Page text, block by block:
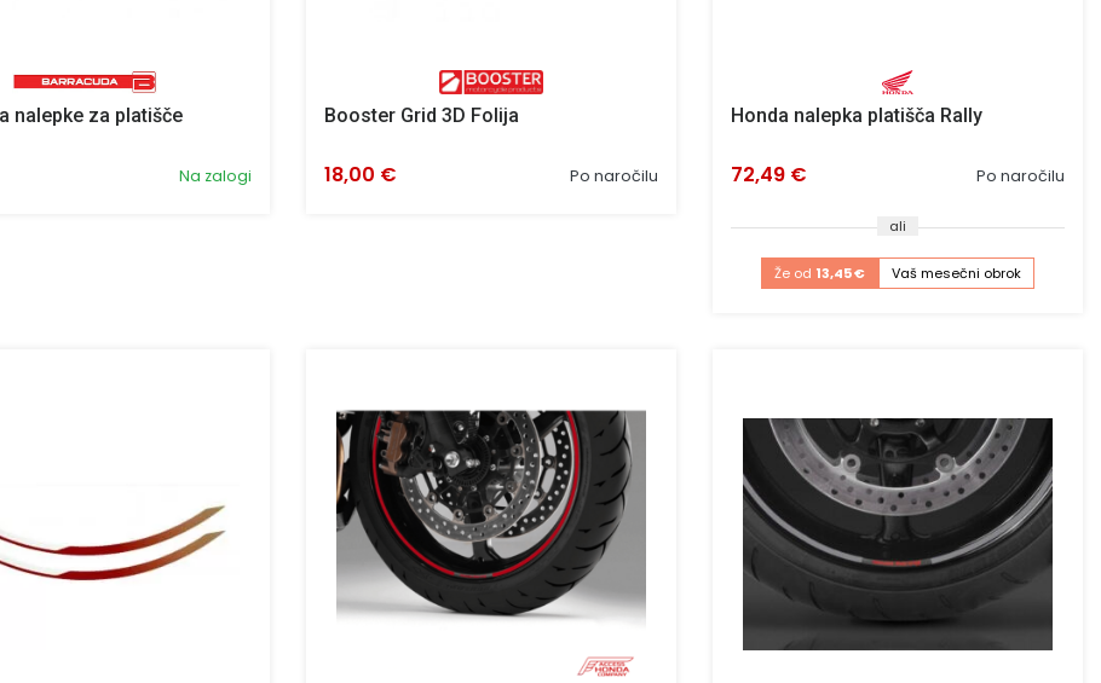
nalepke za platišče
Na zalogi
Booster Grid 3D Folija
Po naročilu
18,00 €
Honda nalepka platišča Rally
Po naročilu
72,49 €
ali
Že od 13,45 € Vaš mesečni obrok